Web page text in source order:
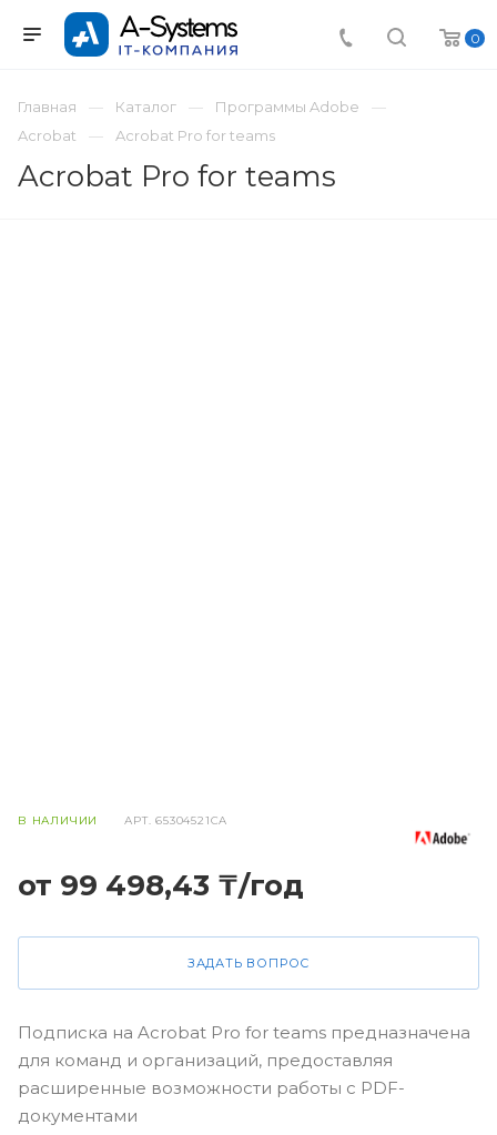
0
Главная Каталог
Программы Adobe
Acrobat
Acrobat Pro for teams
Acrobat Pro for teams
В НАЛИЧИИ АРТ.65304521CA
от 99 498,43 ₸/год
ЗАДАТЬ ВОПРОС
Подписка на Acrobat Pro for teams предназначена
для команд и организаций, предоставляя
расширенные возможности работы с PDF-
документами